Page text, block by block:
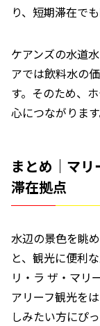
り、短期滞在で
ケアンズの水道
アでは飲料水の
す。そのため、
心につながります
まとめ｜マ
滞在拠点
水辺の景色を眺
と、観光に便利
リ・ラ ザ・マリ
アリーフ観光を
しみたい方にぴ